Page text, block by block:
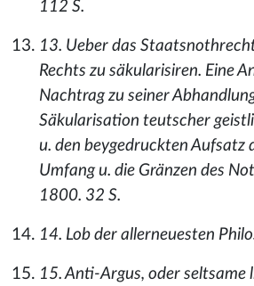
112 S.
13. Ueber das
Rechts zu säkularisiren. Eine
Nachtrag zu seiner
Säkularisation teutscher
u. den beygedruckten Aufsatz
Umfang u. die Gränzen des
1800. 32 S.
14. Lob der allerneuesten
15. Anti-Argus, oder seltsame